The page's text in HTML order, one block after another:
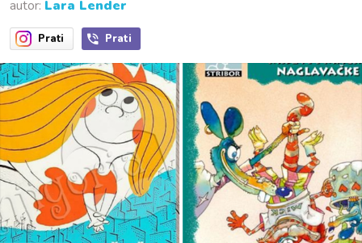
autor: Lara Lender
Prati Prati